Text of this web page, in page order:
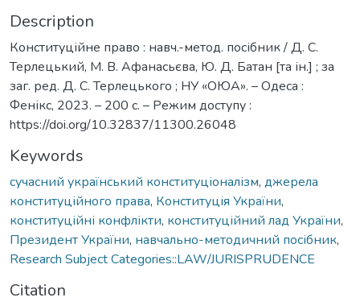
Description
Конституційне право : навч.-метод. посібник / Д. С.
Терлецький, М. В. Афанасьєва, Ю. Д. Батан [та ін.] ; за
заг. ред. Д. С. Терлецького ; НУ «ОЮА». – Одеса :
Фенікс, 2023. – 200 с. – Режим доступу :
https://doi.org/10.32837/11300.26048
Keywords
сучасний український конституціоналізм, джерела
конституційного права, Конституція України,
конституційні конфлікти, конституційний лад України,
Президент України, навчально-методичний посібник,
Research Subject Categories::LAW/JURISPRUDENCE
Citation